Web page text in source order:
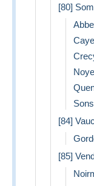
[80]
[84]
[85]